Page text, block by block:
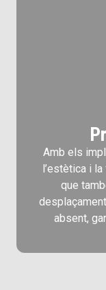
Amb els
l’estètica i
que
absent,